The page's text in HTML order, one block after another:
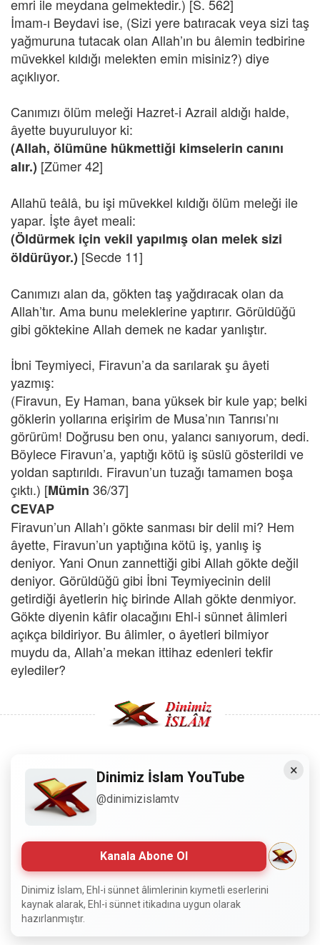
emri ile meydana gelmektedir.) [S. 562]
İmam-ı Beydavi ise, (Sizi yere batıracak veya sizi taş
yağmuruna tutacak olan Allah’ın bu âlemin tedbirine
müvekkel kıldığı melekten emin misiniz?) diye
açıklıyor.
Canımızı ölüm meleği Hazret-i Azrail aldığı halde,
âyette buyuruluyor ki:
(Allah, ölümüne hükmettiği kimselerin canını
alır.) [Zümer 42]
Allahü teâlâ, bu işi müvekkel kıldığı ölüm meleği ile
yapar. İşte âyet meali:
(Öldürmek için vekil yapılmış olan melek sizi
öldürüyor.) [Secde 11]
Canımızı alan da, gökten taş yağdıracak olan da
Allah’tır. Ama bunu meleklerine yaptırır. Görüldüğü
gibi göktekine Allah demek ne kadar yanlıştır.
İbni Teymiyeci, Firavun’a da sarılarak şu âyeti
yazmış:
(Firavun, Ey Haman, bana yüksek bir kule yap; belki
göklerin yollarına erişirim de Musa’nın Tanrısı’nı
görürüm! Doğrusu ben onu, yalancı sanıyorum, dedi.
Böylece Firavun’a, yaptığı kötü iş süslü gösterildi ve
yoldan saptırıldı. Firavun’un tuzağı tamamen boşa
çıktı.) [Mümin 36/37]
CEVAP
Firavun’un Allah’ı gökte sanması bir delil mi? Hem
âyette, Firavun’un yaptığına kötü iş, yanlış iş
deniyor. Yani Onun zannettiği gibi Allah gökte değil
deniyor. Görüldüğü gibi İbni Teymiyecinin delil
getirdiği âyetlerin hiç birinde Allah gökte denmiyor.
Gökte diyenin kâfir olacağını Ehl-i sünnet âlimleri
açıkça bildiriyor. Bu âlimler, o âyetleri bilmiyor
muydu da, Allah’a mekan ittihaz edenleri tekfir
eylediler?
Copyright © 2008 - Dinimiz İslam. Her Hakkı Saklıdır.
Sitemizdeki bilgiler, bütün insanların istifadesi için
hazırlanmıştır. Orijinaline sadık kalmak şartıyla, izin
edebilir.
Normal Siteyi Göster
×
Dinimiz İslam YouTube
@dinimizislamtv
Kanala Abone Ol
Dinimiz İslam, Ehl-i sünnet âlimlerinin kıymetli eserlerini
kaynak alarak, Ehl-i sünnet itikadına uygun olarak
hazırlanmıştır.